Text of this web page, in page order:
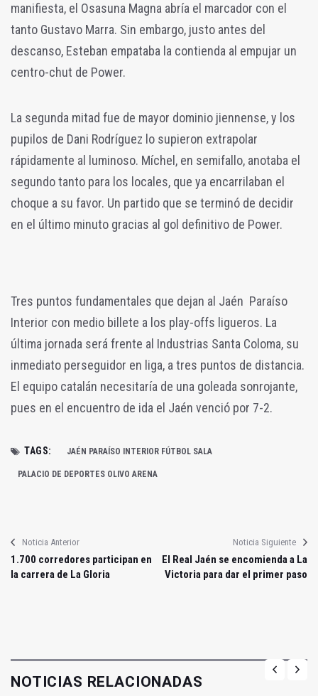
manifiesta, el Osasuna Magna abría el marcador con el
tanto Gustavo Marra. Sin embargo, justo antes del
descanso, Esteban empataba la contienda al empujar un
centro-chut de Power.
La segunda mitad fue de mayor dominio jiennense, y los
pupilos de Dani Rodríguez lo supieron extrapolar
rápidamente al luminoso. Míchel, en semifallo, anotaba el
segundo tanto para los locales, que ya encarrilaban el
choque a su favor. Un partido que se terminó de decidir
en el último minuto gracias al gol definitivo de Power.
Tres puntos fundamentales que dejan al Jaén Paraíso
Interior con medio billete a los play-offs ligueros. La
última jornada será frente al Industrias Santa Coloma, su
inmediato perseguidor en liga, a tres puntos de distancia.
El equipo catalán necesitaría de una goleada sonrojante,
pues en el encuentro de ida el Jaén venció por 7-2.
TAGS: JAÉN PARAÍSO INTERIOR FÚTBOL SALA
PALACIO DE DEPORTES OLIVO ARENA
Noticia Anterior
1.700 corredores participan en
la carrera de La Gloria
Noticia Siguiente
El Real Jaén se encomienda a La
Victoria para dar el primer paso
NOTICIAS RELACIONADAS